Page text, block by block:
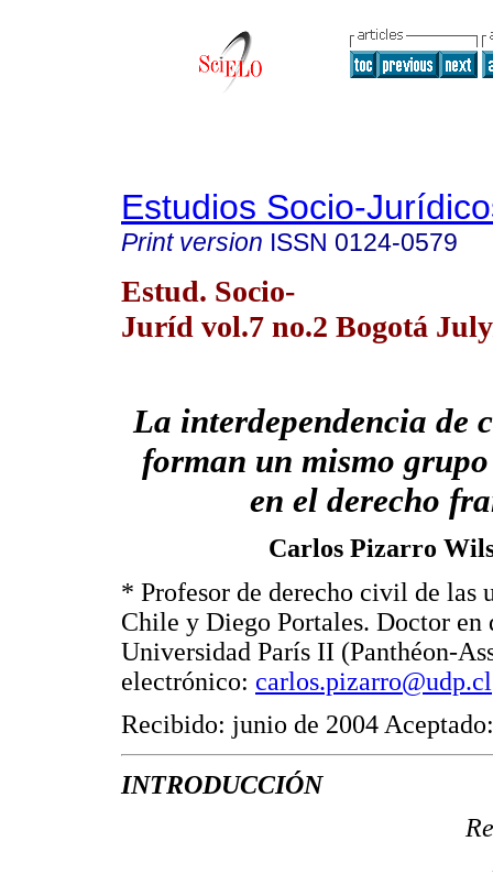
Estudios Socio-
Print version ISSN 0124-0579
Estud. Socio-
Juríd vol.7 no.2 Bogotá
La interdependencia de
forman un mismo
en el derecho
Carlos Pizarro
* Profesor de derecho civil de las
Chile y Diego Portales. Doctor en
Universidad París II (Panthéon-
electrónico: carlos.pizarro@udp.cl
Recibido: junio de 2004
INTRODUCCIÓN